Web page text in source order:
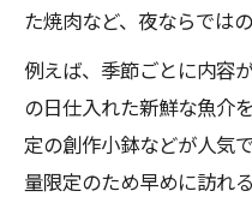
た焼肉など、夜ならでは
例えば、季節ごとに内容
の日仕入れた新鮮な魚介
定の創作小鉢などが人気
量限定のため早めに訪れ